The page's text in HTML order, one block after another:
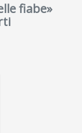
fiabe»